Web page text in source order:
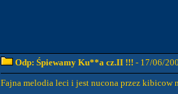
Odp: Śpiewamy Ku**a cz.II !!! - 17/06/
Fajna melodia leci i jest nucona przez kibicow